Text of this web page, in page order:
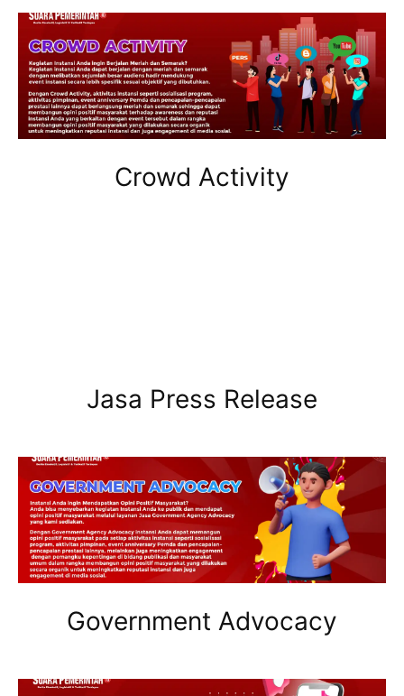
Crowd Activity
Jasa Press Release
Government Advocacy